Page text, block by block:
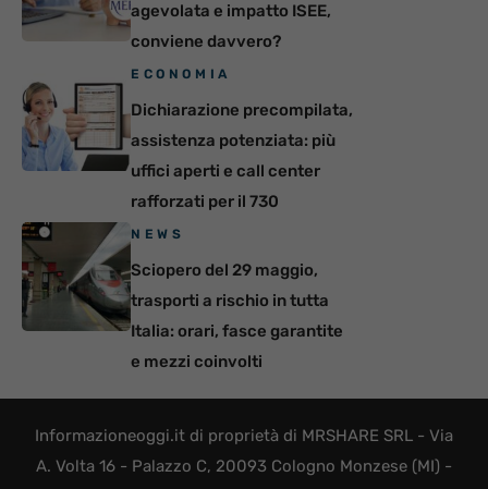
agevolata e impatto ISEE,
conviene davvero?
ECONOMIA
Dichiarazione precompilata,
assistenza potenziata: più
uffici aperti e call center
rafforzati per il 730
NEWS
Sciopero del 29 maggio,
trasporti a rischio in tutta
Italia: orari, fasce garantite
e mezzi coinvolti
Informazioneoggi.it di proprietà di MRSHARE SRL - Via
A. Volta 16 - Palazzo C, 20093 Cologno Monzese (MI) -